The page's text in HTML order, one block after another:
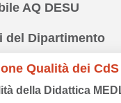
AQ DESU
del Dipartimento
Qualità dei CdS
della Didattica